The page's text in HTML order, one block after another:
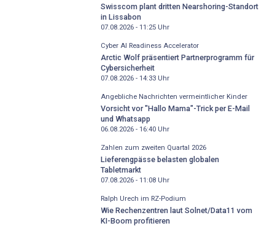
Swisscom plant dritten Nearshoring-Standort
in Lissabon
07.08.2026 - 11:25Uhr
Cyber AI Readiness Accelerator
Arctic Wolf präsentiert Partnerprogramm für
Cybersicherheit
07.08.2026 - 14:33Uhr
Angebliche Nachrichten vermeintlicher Kinder
Vorsicht vor "Hallo Mama"-Trick per E-Mail
und Whatsapp
06.08.2026 - 16:40Uhr
Zahlen zum zweiten Quartal 2026
Lieferengpässe belasten globalen
Tabletmarkt
07.08.2026 - 11:08Uhr
Ralph Urech im RZ-Podium
Wie Rechenzentren laut Solnet/Data11 vom
KI-Boom profitieren